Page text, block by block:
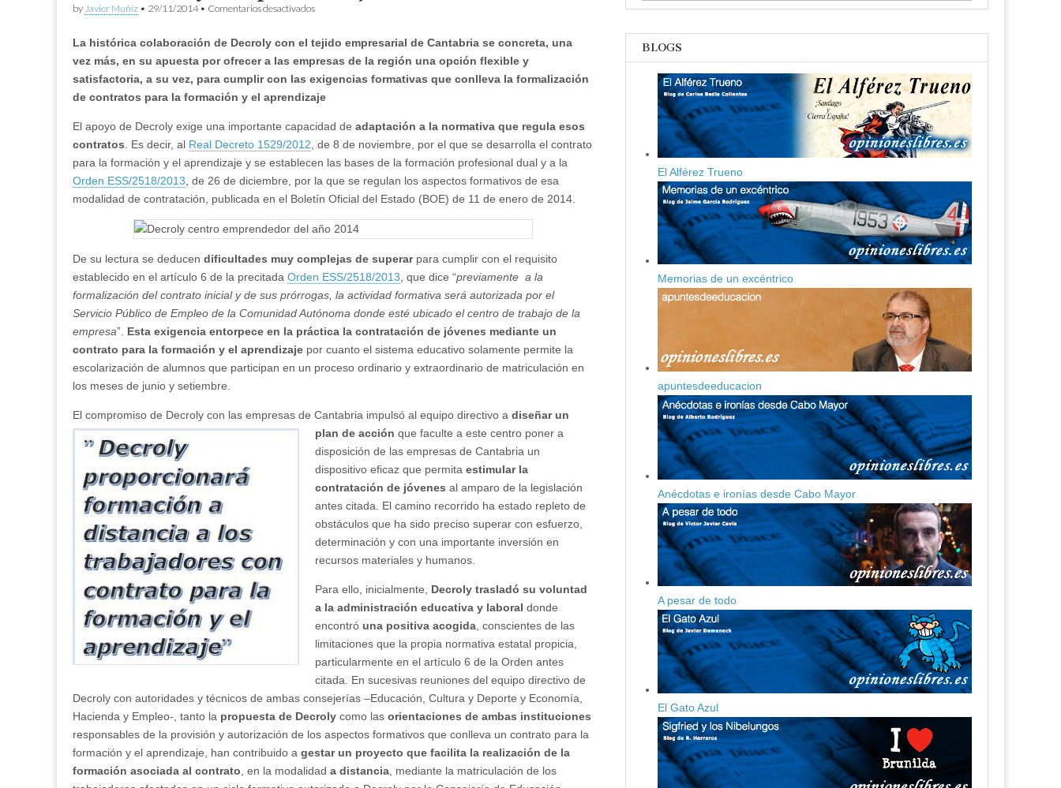
by Javier Muñíz • 29/11/2014• Comentarios desactivadosen
por
los
para
la
y
el
aprendizaje
La histórica colaboración de Decroly con el tejido empresarial de Cantabria se concreta, una
vez más, en su apuesta por ofrecer a las empresas de la región una opción flexible y
satisfactoria, a su vez, para cumplir con las exigencias formativas que conlleva la formalización
de contratos para la formación y el aprendizaje
El apoyo de Decroly exige una importante capacidad de adaptación a la normativa que regula esos
contratos . Es decir, al Real Decreto 1529/2012 , de 8 de noviembre, por el que se desarrolla el contrato
para la formación y el aprendizaje y se establecen las bases de la formación profesional dual y a la
Orden ESS/2518/2013 , de 26 de diciembre, por la que se regulan los aspectos formativos de esa
modalidad de contratación, publicada en el Boletín Oficial del Estado (BOE) de 11 de enero de 2014.
De su lectura se deducen dificultades muy complejas de superarpara cumplir con el requisito
establecido en el artículo 6 de la precitada Orden ESS/2518/2013 , que dice “previamente a la
formalización del contrato inicial y de sus prórrogas, la actividad formativa será autorizada por el
Servicio Público de Empleo de la Comunidad Autónoma donde esté ubicado el centro de trabajo de la
empresa”. Esta exigencia entorpece en la práctica la contratación de jóvenes mediante un
contrato para la formación y el aprendizaje por cuanto el sistema educativo solamente permite la
escolarización de alumnos que participan en un proceso ordinario y extraordinario de matriculación en
los meses de junio y setiembre.
El compromiso de Decroly con las empresas de Cantabria impulsó al equipo directivo a diseñar un
plan de acción que faculte a este centro poner a
disposición de las empresas de Cantabria un
dispositivo eficaz que permita estimular la
contratación de jóvenes al amparo de la legislación
antes citada. El camino recorrido ha estado repleto de
obstáculos que ha sido preciso superar con esfuerzo,
determinación y con una importante inversión en
recursos materiales y humanos.
Para ello, inicialmente, Decroly trasladó su voluntad
a la administración educativa y laboral donde
encontró una positiva acogida , conscientes de las
limitaciones que la propia normativa estatal propicia,
particularmente en el artículo 6 de la Orden antes
citada. En sucesivas reuniones del equipo directivo de
Decroly con autoridades y técnicos de ambas consejerías –Educación, Cultura y Deporte y Economía,
Hacienda y Empleo-, tanto la propuesta de Decroly como las orientaciones de ambas instituciones
responsables de la provisión y autorización de los aspectos formativos que conlleva un contrato para la
formación y el aprendizaje, han contribuido a gestar un proyecto que facilita la realización de la
formación asociada al contrato , en la modalidad a distancia , mediante la matriculación de los
BLOGS
El Alférez Trueno
Memorias de un excéntrico
apuntesdeeducacion
Anécdotas e ironías desde Cabo Mayor
A pesar de todo
El Gato Azul